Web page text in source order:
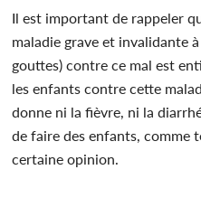
Il est important de rappeler
maladie grave et invalidante
gouttes) contre ce mal est
les enfants contre cette
donne ni la fièvre, ni la
de faire des enfants, comme
certaine opinion.